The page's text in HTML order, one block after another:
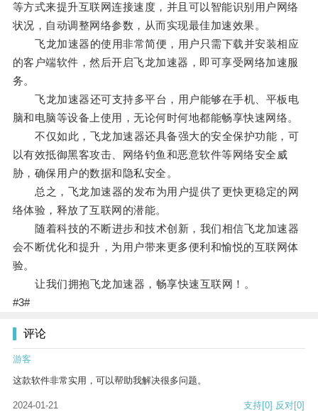
等方式来提升互联网连接速度，并且可以智能识别用户网络
状况，自动调整网络参数，从而实现最佳加速效果。
飞龙加速器的使用非常简便，用户只需下载并安装相应
的客户端软件，然后开启飞龙加速器，即可享受网络加速服
务。
飞龙加速器还可支持多平台，用户能够在手机、平板电
脑和电脑等设备上使用，无论何时何地都能畅享快速网络。
不仅如此，飞龙加速器还具备强大的安全保护功能，可
以有效抵御黑客攻击、网络钓鱼和恶意软件等网络安全威
胁，确保用户的数据和隐私安全。
总之，飞龙加速器的发布为用户提供了更快更稳定的网
络体验，释放了互联网的潜能。
随着科技的不断进步和技术创新，我们相信飞龙加速器
会不断优化和提升，为用户带来更多便利和愉悦的互联网体
验。
让我们拥抱飞龙加速器，畅享快速互联网！。
#3#
评论
游客
这款软件非常实用，可以帮助我解决很多问题。
2024-01-21 支持[0] 反对[0]